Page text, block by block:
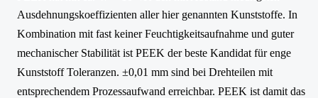
Ausdehnungskoeffizienten aller hier genannten Kunststoffe. In
Kombination mit fast keiner Feuchtigkeitsaufnahme und guter
mechanischer Stabilität ist PEEK der beste Kandidat für enge
Kunststoff Toleranzen. ±0,01 mm sind bei Drehteilen mit
entsprechendem Prozessaufwand erreichbar. PEEK ist damit das